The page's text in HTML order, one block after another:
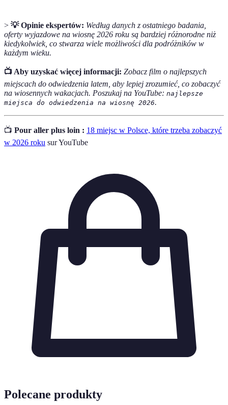
> 💡 Opinie ekspertów: Według danych z ostatniego badania,
oferty wyjazdowe na wiosnę 2026 roku są bardziej różnorodne niż
kiedykolwiek, co stwarza wiele możliwości dla podróżników w
każdym wieku.
📺 Aby uzyskać więcej informacji: Zobacz film o najlepszych
miejscach do odwiedzenia latem, aby lepiej zrozumieć, co zobaczyć
na wiosennych wakacjach. Poszukaj na YouTube: najlepsze
miejsca do odwiedzenia na wiosnę 2026.
📺 Pour aller plus loin : 18 miejsc w Polsce, które trzeba zobaczyć
w 2026 roku sur YouTube
Polecane produkty